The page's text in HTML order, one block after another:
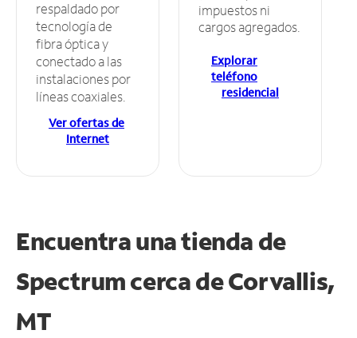
respaldado por
tecnología de
fibra óptica y
conectado a las
instalaciones por
líneas coaxiales.
Ver ofertas de
Internet
impuestos ni
cargos agregados.
Explorar
teléfono
residencial
Encuentra una tienda de
Spectrumcerca de Corvallis,
MT